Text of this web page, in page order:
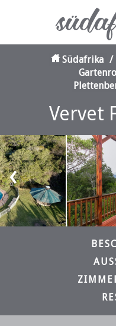
Südafrika /
Vervet
‹